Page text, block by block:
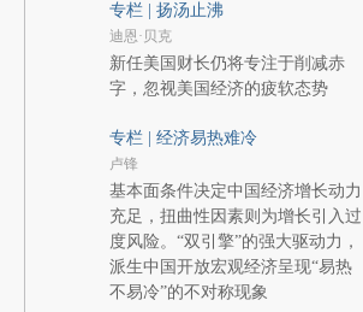
专栏 | 扬汤止沸
迪恩·贝克
新任美国财长仍将专注于削减赤
字，忽视美国经济的疲软态势
专栏 | 经济易热难冷
卢锋
基本面条件决定中国经济增长动力
充足，扭曲性因素则为增长引入过
度风险。“双引擎”的强大驱动力，
派生中国开放宏观经济呈现“易热
不易冷”的不对称现象